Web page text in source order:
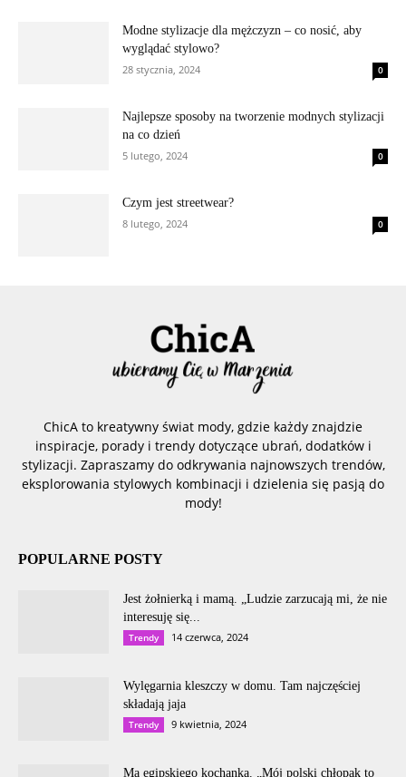
Modne stylizacje dla mężczyzn – co nosić, aby
wyglądać stylowo?
28 stycznia, 2024
0
Najlepsze sposoby na tworzenie modnych stylizacji
na co dzień
5 lutego, 2024
0
Czym jest streetwear?
8 lutego, 2024
0
ChicA to kreatywny świat mody, gdzie każdy znajdzie
inspiracje, porady i trendy dotyczące ubrań, dodatków i
stylizacji. Zapraszamy do odkrywania najnowszych trendów,
eksplorowania stylowych kombinacji i dzielenia się pasją do
mody!
POPULARNE POSTY
Jest żołnierką i mamą. „Ludzie zarzucają mi, że nie
interesuję się...
Trendy 14 czerwca, 2024
Wylęgarnia kleszczy w domu. Tam najczęściej
składają jaja
Trendy 9 kwietnia, 2024
Ma egipskiego kochanka. „Mój polski chłopak to